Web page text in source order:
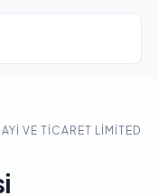
VE TICARET LIMITED